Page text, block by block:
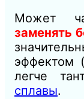
Может
заменять
эффектом
легче
сплавы.